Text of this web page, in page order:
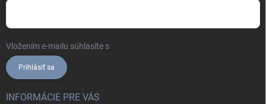
Vložením e-mailu súhlasíte s
Prihlásiť sa
INFORMÁCIE PRE VÁS